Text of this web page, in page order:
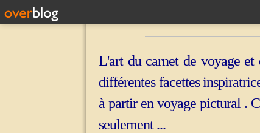
L'art du carnet de voyage
différentes facettes
à partir en voyage pictural .
seulement ...